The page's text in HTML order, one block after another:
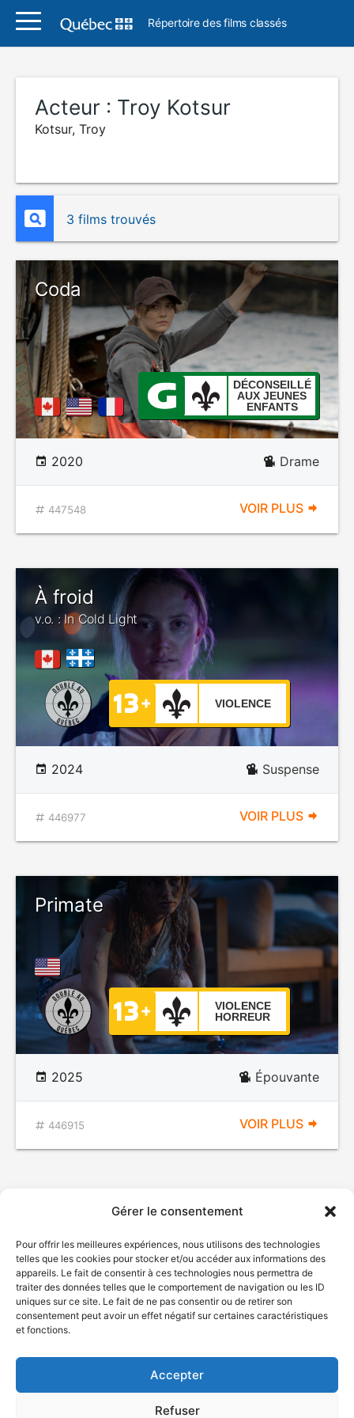
Gérer le consentement
Pour offrir les meilleures expériences, nous utilisons des technologies
telles que les cookies pour stocker et/ou accéder aux informations des
appareils. Le fait de consentir à ces technologies nous permettra de
traiter des données telles que le comportement de navigation ou les ID
uniques sur ce site. Le fait de ne pas consentir ou de retirer son
consentement peut avoir un effet négatif sur certaines caractéristiques
et fonctions.
Accepter
Refuser
Répertoire des films classés
Acteur : Troy Kotsur
Kotsur, Troy
3 films trouvés
Coda
DÉCONSEILLÉ
AUX JEUNES
ENFANTS
2020 Drame
447548 VOIR PLUS
À froid
v.o. : In Cold Light
VIOLENCE
2024 Suspense
446977 VOIR PLUS
Primate
VIOLENCE
HORREUR
2025 Épouvante
446915 VOIR PLUS
© Gouvernement du Québec, 2026
Plan du site
Accessibilité
Accès à l'information
Déclaration de services